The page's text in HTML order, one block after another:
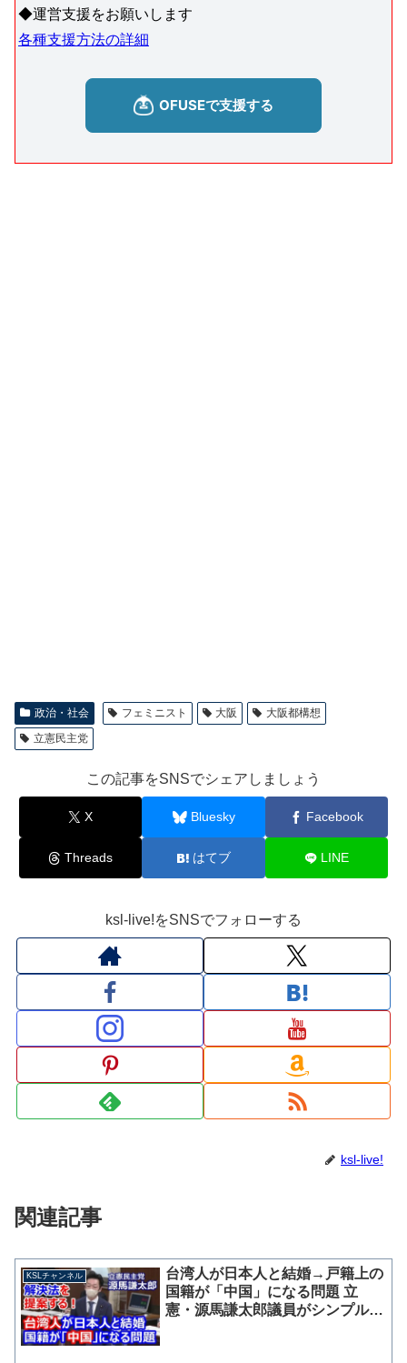
◆運営支援をお願いします
各種支援方法の詳細
政治・社会 フェミニスト 大阪
大阪都構想
立憲民主党
この記事をSNSでシェアしましょう
X Bluesky Facebook
Threads はてブ LINE
ksl-live!をSNSでフォローする
ksl-live!
関連記事
KSLチャンネル
台湾人が日本人と結婚→戸籍上の
国籍が「中国」になる問題 立
憲・源馬謙太郎議員がシンプルな